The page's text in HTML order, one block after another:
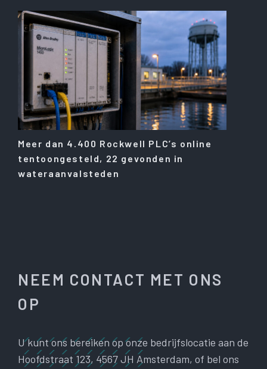
Meer dan 4.400 Rockwell PLC’s online
tentoongesteld, 22 gevonden in
wateraanvalsteden
NEEM CONTACT MET ONS
OP
U kunt ons bereiken op onze bedrijfslocatie aan de
Hoofdstraat 123, 4567 JH Amsterdam, of bel ons